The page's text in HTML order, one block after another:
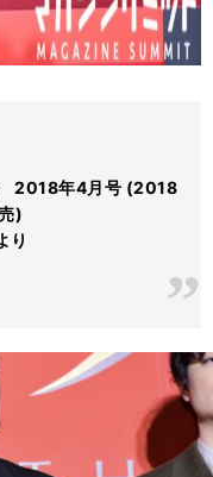
2018年4月号 (2018
)
り